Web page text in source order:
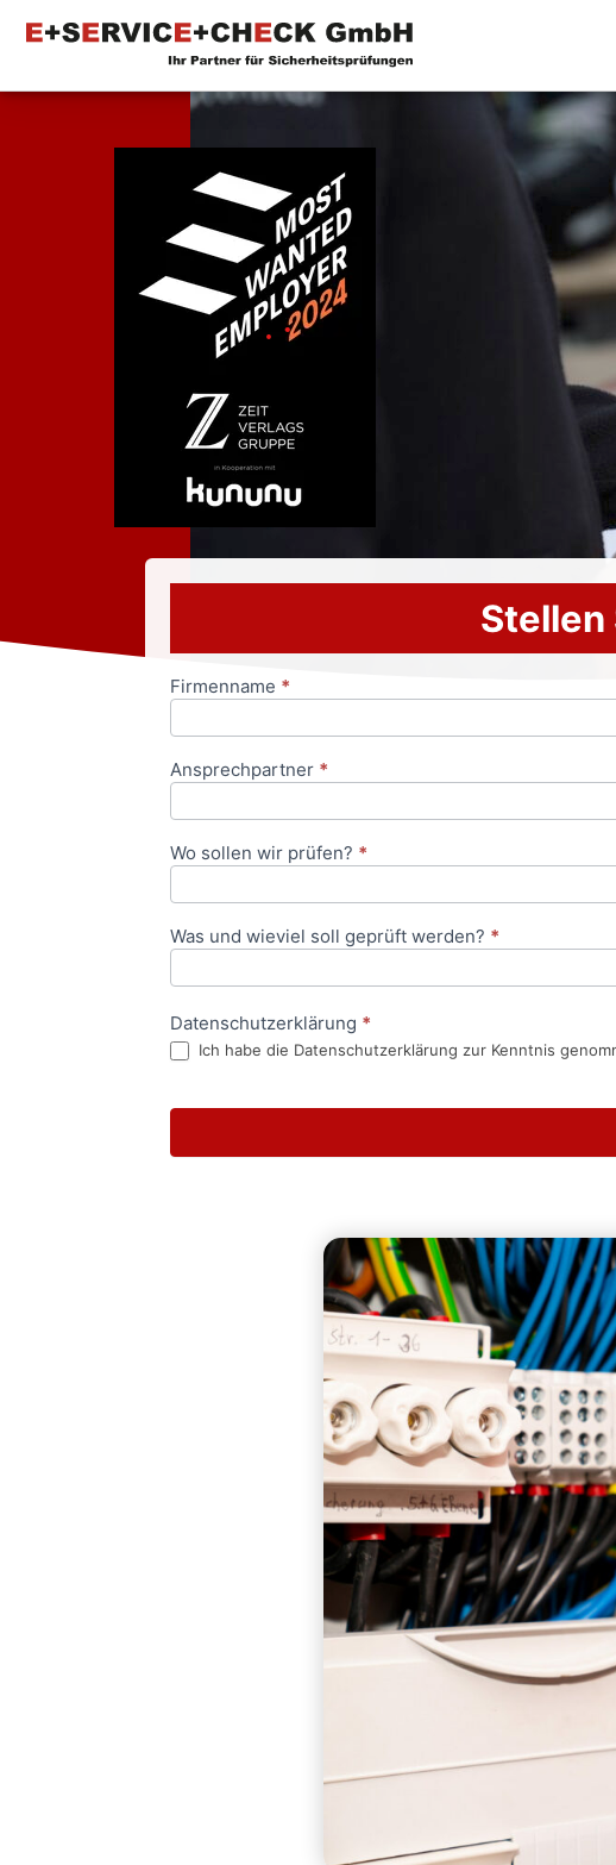
Stellen
Anfrageformular
Firmenname *
Ansprechpartner *
Wo sollen wir prüfen? *
Was und wieviel soll geprüft werden? *
Datenschutzerklärung *
Ich habe die Datenschutzerklärung zur Kenntnis